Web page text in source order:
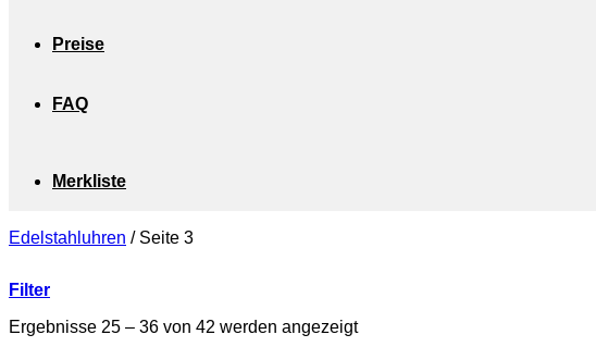
Preise
FAQ
Merkliste
Edelstahluhren /Seite 3
Filter
Ergebnisse 25 – 36 von 42 werden angezeigt